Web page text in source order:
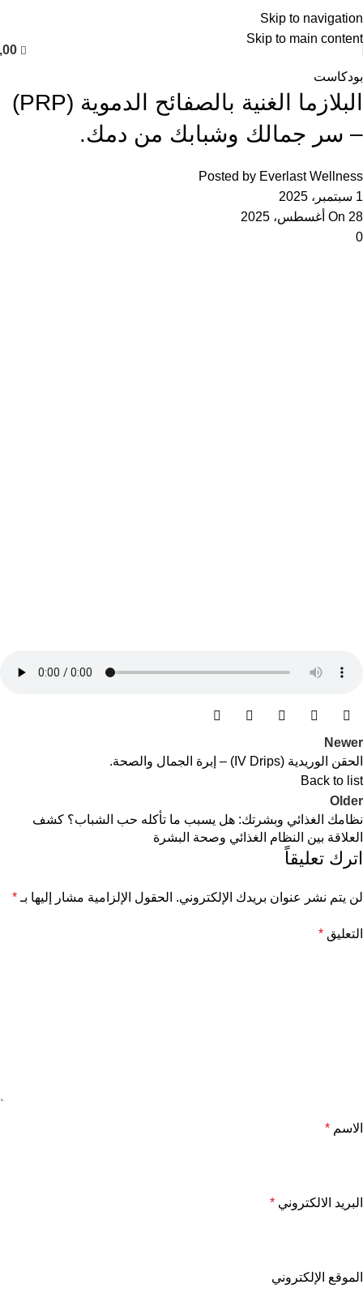
Skip to navigation
Skip to main content
العربية
بودكاست
البلازما الغنية بالصفائح الدموية (PRP)
– سر جمالك وشبابك من دمك.
Posted by Everlast Wellness
1 سبتمبر، 2025
On 28 أغسطس، 2025
0
Newer
الحقن الوريدية (IV Drips) – إبرة الجمال والصحة.
Back to list
Older
نظامك الغذائي وبشرتك: هل يسبب ما تأكله حب الشباب؟ كشف
العلاقة بين النظام الغذائي وصحة البشرة
اترك تعليقاً
لن يتم نشر عنوان بريدك الإلكتروني. الحقول الإلزامية مشار إليها بـ *
التعليق *
الاسم *
البريد الالكتروني *
الموقع الإلكتروني